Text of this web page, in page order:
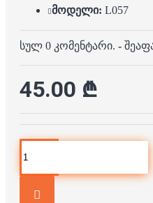
მოდელი: L057
სულ 0 კომენტარი. -
45.00 ₾